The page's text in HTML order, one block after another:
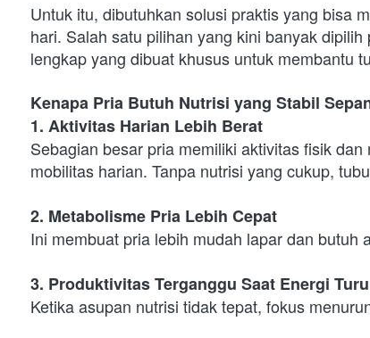
Untuk itu, dibutuhkan solusi praktis yang bisa
hari. Salah satu pilihan yang kini banyak
lengkap yang dibuat khusus untuk membantu
Kenapa Pria Butuh Nutrisi yang Stabil
1. Aktivitas Harian Lebih Berat
Sebagian besar pria memiliki aktivitas fisik
mobilitas harian. Tanpa nutrisi yang cukup,
2. Metabolisme Pria Lebih Cepat
Ini membuat pria lebih mudah lapar dan butuh
3. Produktivitas Terganggu Saat Energi
Ketika asupan nutrisi tidak tepat, fokus